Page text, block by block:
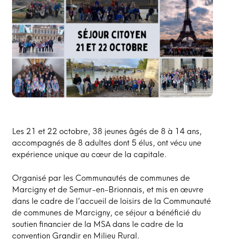
Les 21 et 22 octobre, 38 jeunes âgés de 8 à 14 ans,
accompagnés de 8 adultes dont 5 élus, ont vécu une
expérience unique au cœur de la capitale.
Organisé par les Communautés de communes de
Marcigny et de Semur-en-Brionnais, et mis en œuvre
dans le cadre de l’accueil de loisirs de la Communauté
de communes de Marcigny, ce séjour a bénéficié du
soutien financier de la MSA dans le cadre de la
convention Grandir en Milieu Rural.